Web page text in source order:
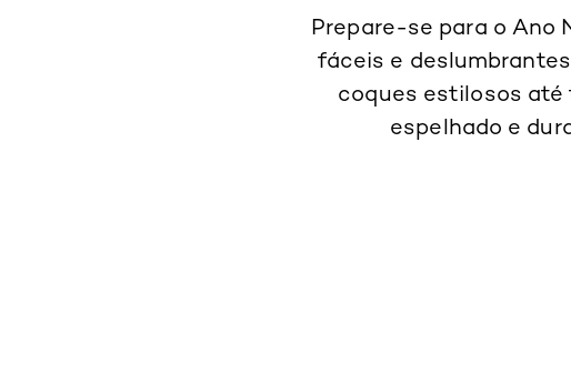
Prepare-se para o Ano
fáceis e
coques estilosos até
espelhado e